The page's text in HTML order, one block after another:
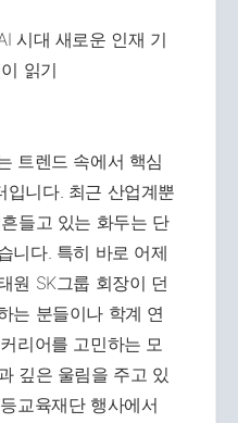
트렌드 속에서 핵심
입니다. 최근 산업계뿐
들고 있는 화두는 단
니다. 특히 바로 어제
원 SK그룹 회장이 던
는 분들이나 학계 연
리어를 고민하는 모
깊은 울림을 주고 있
교육재단 행사에서